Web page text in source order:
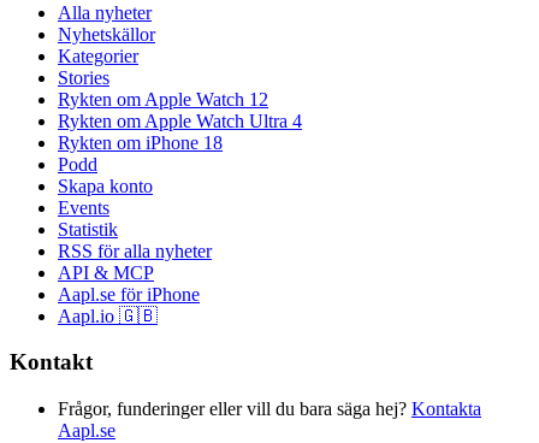
Alla nyheter
Nyhetskällor
Kategorier
Stories
Rykten om Apple Watch 12
Rykten om Apple Watch Ultra 4
Rykten om iPhone 18
Podd
Skapa konto
Events
Statistik
RSS för alla nyheter
API & MCP
Aapl.se för iPhone
Aapl.io 🇬🇧
Kontakt
Frågor, funderinger eller vill du bara säga hej? Kontakta
Aapl.se